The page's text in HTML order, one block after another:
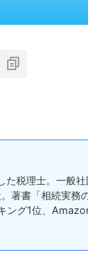
税理士。一般
著書「相続実務
グ1位、